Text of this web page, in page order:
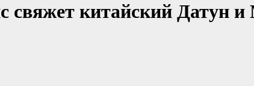
свяжет китайский Датун